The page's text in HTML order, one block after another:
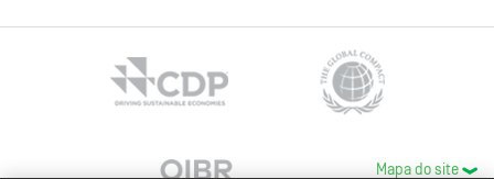
Mapa do site